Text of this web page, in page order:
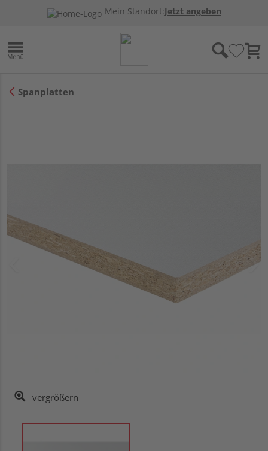
Mein Standort:Jetzt angeben
Spanplatten
vergrößern